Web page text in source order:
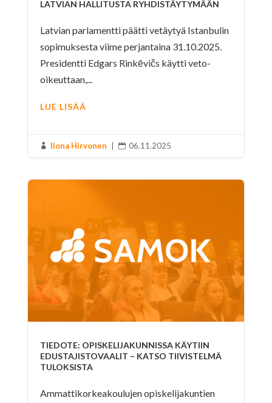
LATVIAN HALLITUSTA RYHDISTÄYTYMÄÄN
Latvian parlamentti päätti vetäytyä Istanbulin
sopimuksesta viime perjantaina 31.10.2025.
Presidentti Edgars Rinkēvičs käytti veto-
oikeuttaan,...
LUE LISÄÄ
 Ilona Hirvonen  06.11.2025
TIEDOTE: OPISKELIJAKUNNISSA KÄYTIIN
EDUSTAJISTOVAALIT – KATSO TIIVISTELMÄ
TULOKSISTA
Ammattikorkeakoulujen opiskelijakuntien